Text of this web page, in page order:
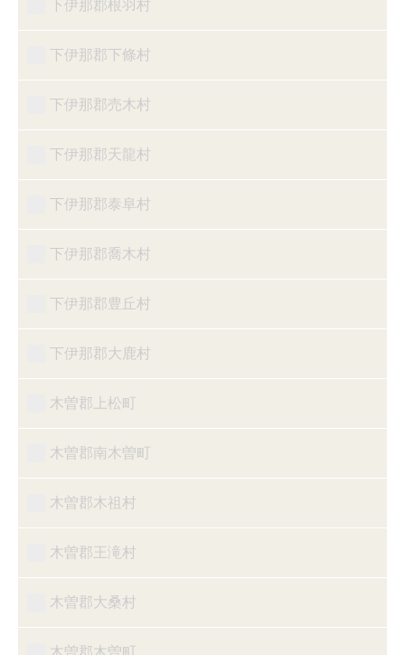
下伊那郡根羽村
下伊那郡下條村
下伊那郡売木村
下伊那郡天龍村
下伊那郡泰阜村
下伊那郡喬木村
下伊那郡豊丘村
下伊那郡大鹿村
木曽郡上松町
木曽郡南木曽町
木曽郡木祖村
木曽郡王滝村
木曽郡大桑村
木曽郡木曽町